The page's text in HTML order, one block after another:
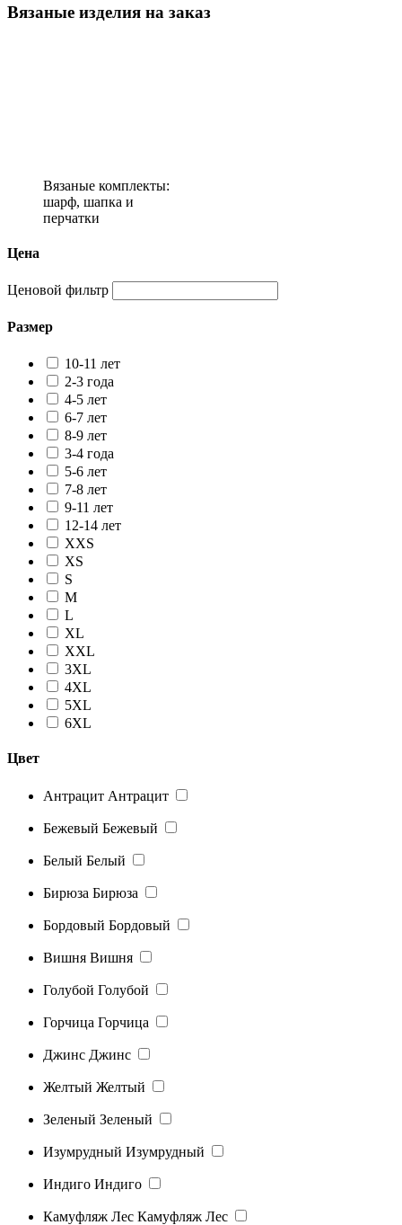
Вязаные изделия на заказ
Вязаные комплекты:
шарф, шапка и
перчатки
Цена
Ценовой фильтр
Размер
10-11 лет
2-3 года
4-5 лет
6-7 лет
8-9 лет
3-4 года
5-6 лет
7-8 лет
9-11 лет
12-14 лет
XXS
XS
S
M
L
XL
XXL
3XL
4XL
5XL
6XL
Цвет
Антрацит Антрацит
Бежевый Бежевый
Белый Белый
Бирюза Бирюза
Бордовый Бордовый
Вишня Вишня
Голубой Голубой
Горчица Горчица
Джинс Джинс
Желтый Желтый
Зеленый Зеленый
Изумрудный Изумрудный
Индиго Индиго
Камуфляж Лес Камуфляж Лес